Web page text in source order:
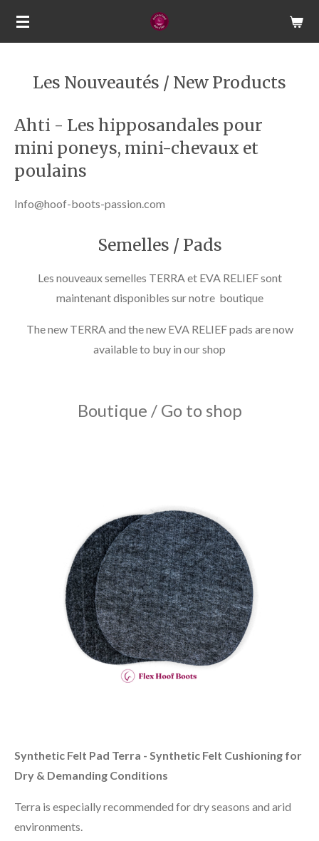
Passer
principalLes Nouveautés / New Products
Ahti - Les hipposandales pour
mini poneys, mini-chevaux et
poulains
Info@hoof-boots-passion.com
Semelles / Pads
Les nouveaux semelles TERRA et EVA RELIEF sont
maintenant disponibles sur notre boutique
The new TERRA and the new EVA RELIEF pads are now
available to buy in our shop
Boutique / Go to shop
Synthetic Felt Pad Terra - Synthetic Felt Cushioning for
Dry & Demanding Conditions
Terra is especially recommended for dry seasons and arid
environments.